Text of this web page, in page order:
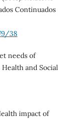
Continuados
38
needs of
and Social
impact of